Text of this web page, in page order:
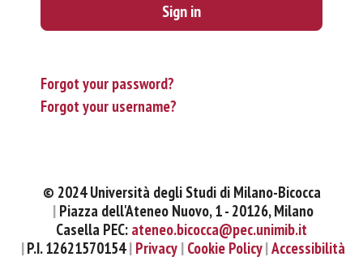
Sign in
Forgot your password?
Forgot your username?
© 2024 Università degli Studi di Milano-Bicocca
Piazza dell'Ateneo Nuovo, 1 - 20126, Milano
Casella PEC: ateneo.bicocca@pec.unimib.it
P.I. 12621570154 Privacy Cookie Policy Accessibilità